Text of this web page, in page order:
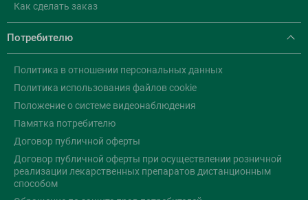
Как сделать заказ
Потребителю
Политика в отношении персональных данных
Политика использования файлов cookie
Положение о системе видеонаблюдения
Памятка потребителю
Договор публичной оферты
Договор публичной оферты при осуществлении розничной
реализации лекарственных препаратов дистанционным
способом